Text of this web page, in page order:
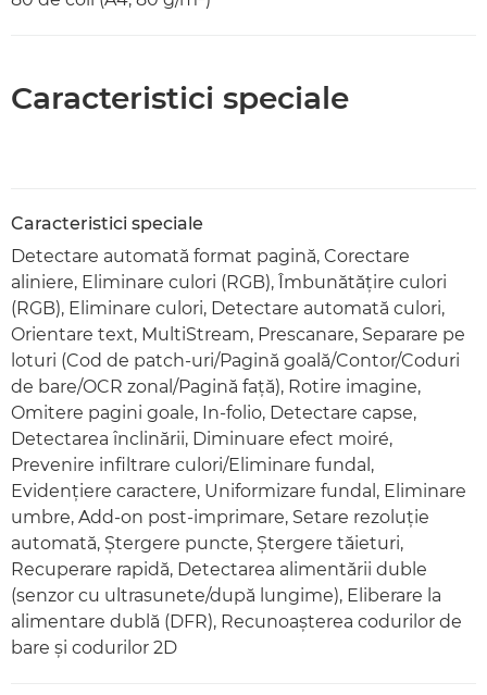
Caracteristici speciale
Caracteristici speciale
Detectare automată format pagină, Corectare
aliniere, Eliminare culori (RGB), Îmbunătăţire culori
(RGB), Eliminare culori, Detectare automată culori,
Orientare text, MultiStream, Prescanare, Separare pe
loturi (Cod de patch-uri/Pagină goală/Contor/Coduri
de bare/OCR zonal/Pagină faţă), Rotire imagine,
Omitere pagini goale, In-folio, Detectare capse,
Detectarea înclinării, Diminuare efect moiré,
Prevenire infiltrare culori/Eliminare fundal,
Evidenţiere caractere, Uniformizare fundal, Eliminare
umbre, Add-on post-imprimare, Setare rezoluţie
automată, Ştergere puncte, Ştergere tăieturi,
Recuperare rapidă, Detectarea alimentării duble
(senzor cu ultrasunete/după lungime), Eliberare la
alimentare dublă (DFR), Recunoaşterea codurilor de
bare şi codurilor 2D